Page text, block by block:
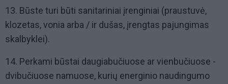
13. Būste turi būti sanitariniai įrenginiai (praustuvė,
klozetas, vonia arba / ir dušas, įrengtas pajungimas
skalbyklei).
14. Perkami būstai daugiabučiuose ar vienbučiuose -
dvibučiuose namuose, kurių energinio naudingumo